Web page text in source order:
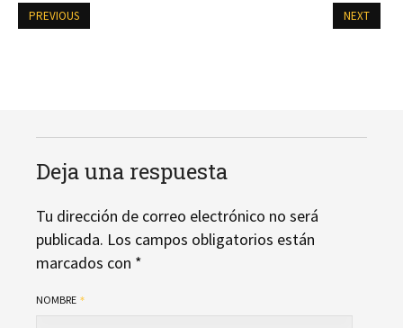
PREVIOUS NEXT
Deja una respuesta
Tu dirección de correo electrónico no será
publicada. Los campos obligatorios están
marcados con *
NOMBRE